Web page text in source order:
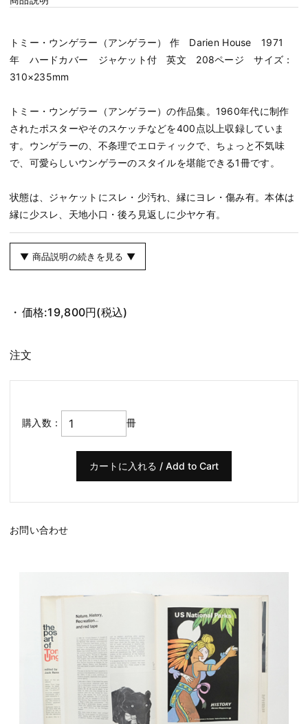
トミー・ウンゲラー（アンゲラー） 作 Darien House 1971
年 ハードカバー ジャケット付 英文 208ページ サイズ：
310×235mm
トミー・ウンゲラー（アンゲラー）の作品集。1960年代に制作
されたポスターやそのスケッチなどを400点以上収録していま
す。ウンゲラーの、不条理でエロティックで、ちょっと不気味
で、可愛らしいウンゲラーのスタイルを堪能できる1冊です。
状態は、ジャケットにスレ・少汚れ、縁にヨレ・傷み有。本体は
縁に少スレ、天地小口・後ろ見返しに少ヤケ有。
▼ 商品説明の続きを見る ▼
価格:19,800円(税込)
注文
購入数： 冊
お問い合わせ